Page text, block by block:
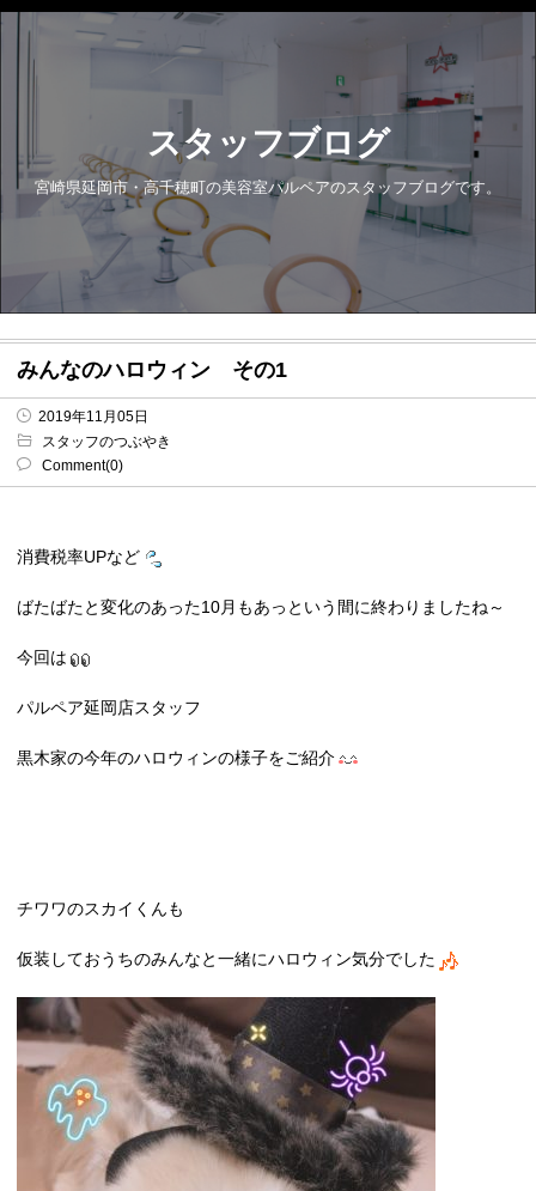
スタッフブログ
宮崎県延岡市・高千穂町の美容室パルペアのスタッフブログです。
みんなのハロウィン その1
2019年11月05日
スタッフのつぶやき
Comment(0)
消費税率UPなど
ばたばたと変化のあった10月もあっという間に終わりましたね～
今回は
パルペア延岡店スタッフ
黒木家の今年のハロウィンの様子をご紹介
チワワのスカイくんも
仮装しておうちのみんなと一緒にハロウィン気分でした